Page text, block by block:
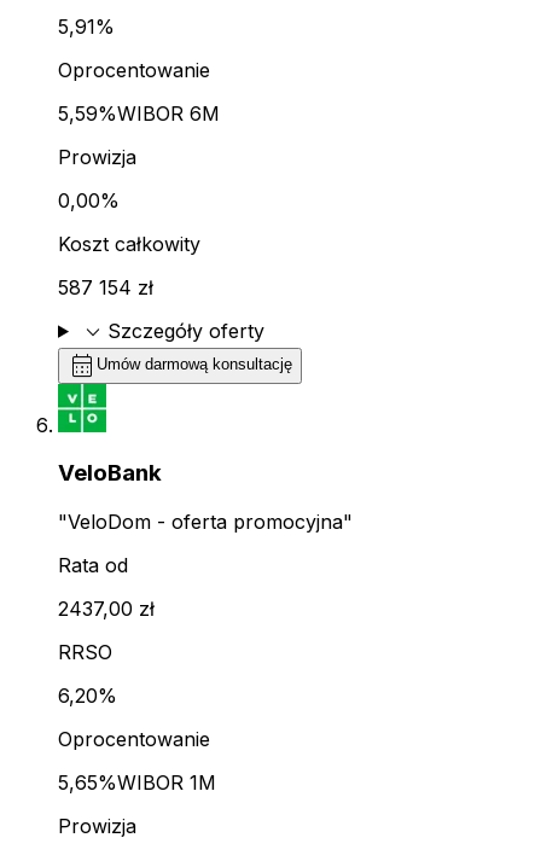
5,91%
Oprocentowanie
5,59%WIBOR 6M
Prowizja
0,00%
Koszt całkowity
587 154 zł
expand_more Szczegóły oferty
calendar_month Umów darmową konsultację
VeloBank
"VeloDom - oferta promocyjna"
Rata od
2437,00 zł
RRSO
6,20%
Oprocentowanie
5,65%WIBOR 1M
Prowizja